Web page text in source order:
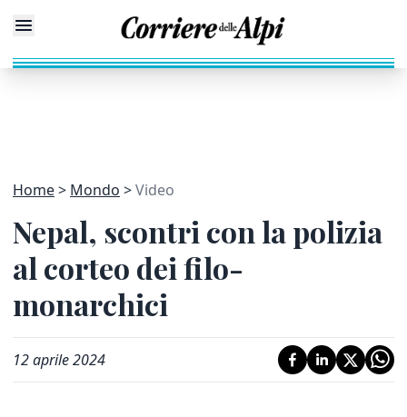
Home Mondo Video
Nepal, scontri con la polizia
al corteo dei filo-
monarchici
12 aprile 2024